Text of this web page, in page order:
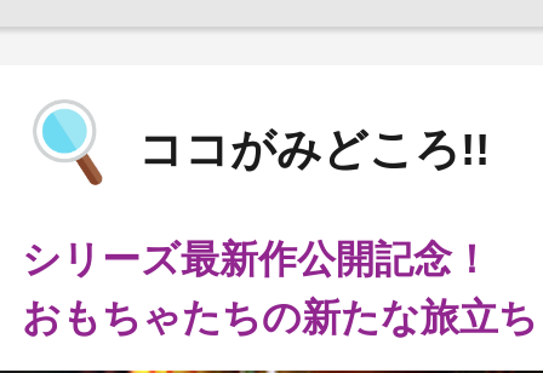
ココがみどころ!!
シリーズ最新作公開記念！
おもちゃたちの新たな旅立